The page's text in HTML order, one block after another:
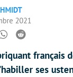
2021
Whatsapp
Reddit
français
ses